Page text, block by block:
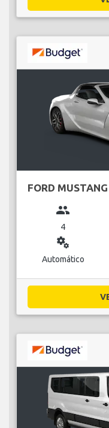
FORD
group
4
miscellaneous_services
Automático